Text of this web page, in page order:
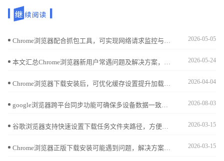
2026-05-05
2026-05-24
2026-04-04
2026-08-03
2026-03-15
2026-03-15